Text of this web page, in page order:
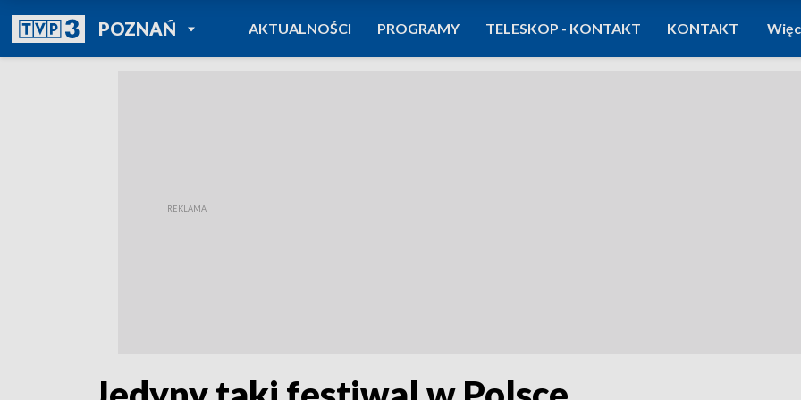
POZNAŃPOWRÓT DO
TVP REGIONY
AKTUALNOŚCI PROGRAMY TELESKOP - KONTAKT KONTAKT